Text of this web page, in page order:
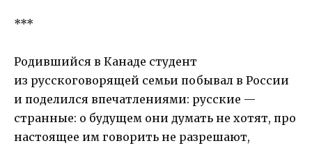
***
Родившийся в Канаде студент
из русскоговорящей семьи побывал в России
и поделился впечатлениями: русские —
странные: о будущем они думать не хотят, про
настоящее им говорить не разрешают,